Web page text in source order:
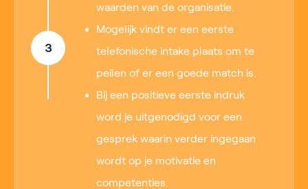
3
waarden van de organisatie.
Mogelijk vindt er een eerste
telefonische intake plaats om te
peilen of er een goede match is.
Bij een positieve eerste indruk
word je uitgenodigd voor een
gesprek waarin verder ingegaan
wordt op je motivatie en
competenties.